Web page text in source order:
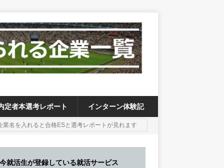
定者本選考レポート インターン体験記
就活生が登録している就活サービス